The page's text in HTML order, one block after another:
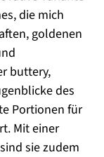
die mich
goldenen
buttery,
des
Portionen für
Mit einer
sie zudem